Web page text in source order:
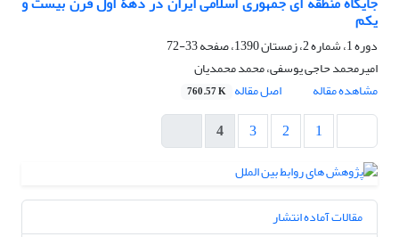
یکم
دوره 1، شماره 2، زمستان 1390، صفحه
33-72
امیرمحمد حاجی یوسفی، محمد محمدیان
مشاهده مقاله
اصل مقاله 760.57 K
1
2
3
4
مقالات آماده انتشار